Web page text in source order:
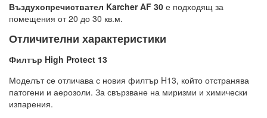
Въздухопречиствател Karcher AF 30 е подходящ за
помещения от 20 до 30 кв.м.
Отличителни характеристики
Филтър High Protect 13
Моделът се отличава с новия филтър H13, който отстранява
патогени и аерозоли. За свързване на миризми и химически
изпарения.